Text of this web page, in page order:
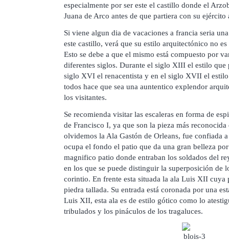
especialmente por ser este el castillo donde el
Juana de Arco antes de que partiera con su ejército
Si viene algun dia de vacaciones a francia seria
este castillo, verá que su estilo arquitectónico no
Esto se debe a que el mismo está compuesto por
diferentes siglos. Durante el siglo XIII el estilo que
siglo XVI el renacentista y en el siglo XVII el
todos hace que sea una auntentico explendor
los visitantes.
Se recomienda visitar las escaleras en forma de
de Francisco I, ya que son la pieza más
olvidemos la Ala Gastón de Orleans, fue confiada
ocupa el fondo el patio que da una gran belleza
magnifico patio donde entraban los soldados del
en los que se puede distinguir la superposición de
corintio. En frente esta situada la ala Luis XII
piedra tallada. Su entrada está coronada por una
Luis XII, esta ala es de estilo gótico como lo
tribulados y los pináculos de los tragaluces.